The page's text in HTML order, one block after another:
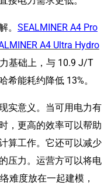
。 SEALMINER A4 Pro
A4 Ultra Hydro
基础上，与 10.9 J/T
希能耗约降低 13%。
实意义。当可用电力有
，更高的效率可以帮助
算工作。它还可以减少
压力。运营方可以将电
难度放在一起建模，